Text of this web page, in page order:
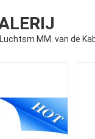
MM. van de